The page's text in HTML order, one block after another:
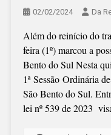
02/02/2024 Da
Além do reinício do
feira (1º) marcou a
Bento do Sul Nesta
1ª Sessão Ordinária
São Bento do Sul.
lei nº 539 de 2023